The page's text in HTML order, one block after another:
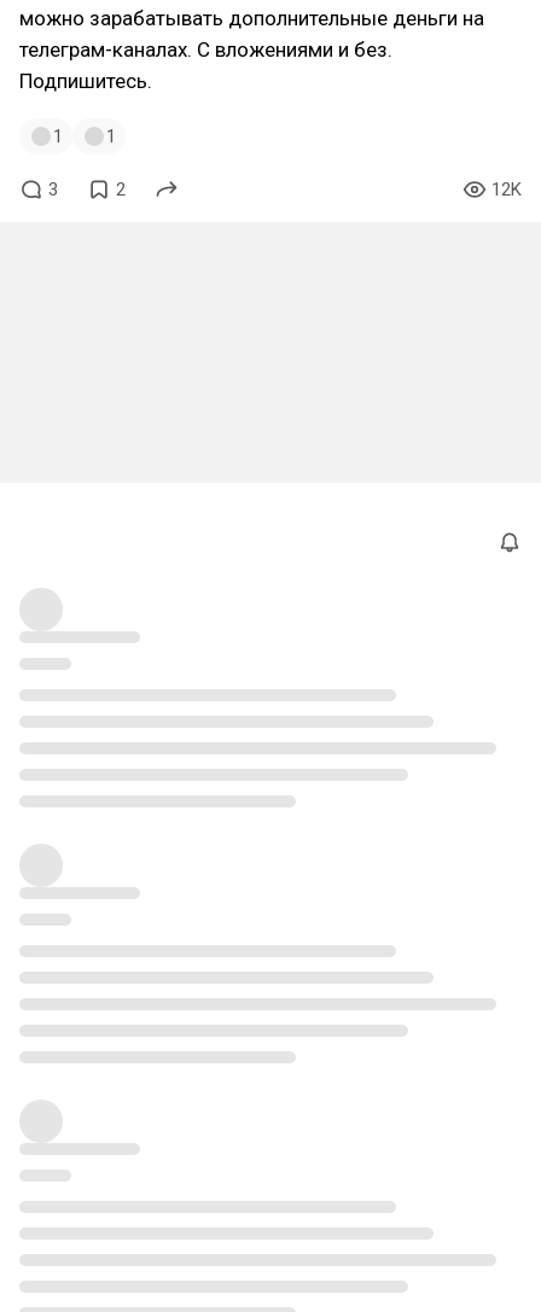
можно зарабатывать дополнительные деньги на
телеграм-каналах. С вложениями и без.
Подпишитесь.
1 1
3 2 12K